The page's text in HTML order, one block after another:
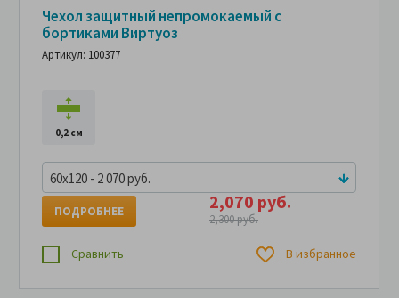
Чехол защитный непромокаемый с
бортиками Виртуоз
Артикул: 100377
0,2 см
60x120 - 2 070 руб.
2,070 руб.
2,300 руб.
ПОДРОБНЕЕ
Сравнить В избранное